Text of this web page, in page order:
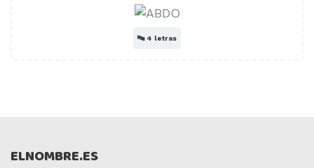
🔤 4 letras
ELNOMBRE.ES